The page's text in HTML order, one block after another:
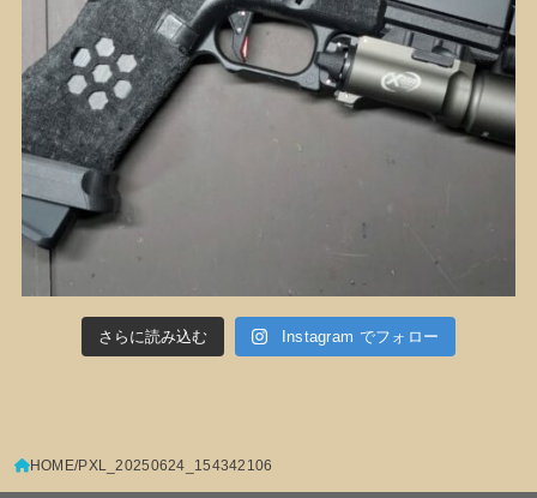
さらに読み込む Instagram でフォロー
HOME PXL_20250624_154342106